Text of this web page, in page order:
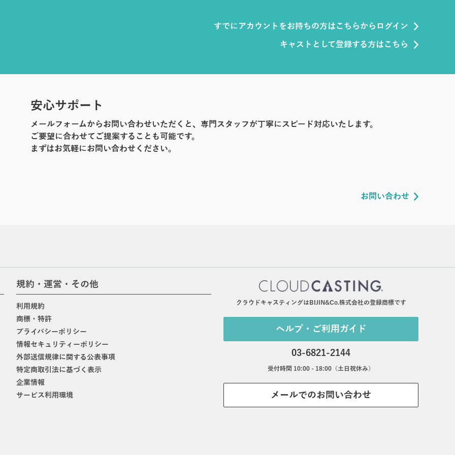
すでにアカウントをお持ちの方はこちらからログイン
キャストとして登録する方はこちら
安心サポート
メールフォームからお問い合わせいただくと、専門スタッフが丁寧にスピード対応いたします。
ご要望に合わせてご提案することも可能です。
まずはお気軽にお問い合わせください。
お問い合わせ
規約・運営・その他
利用規約
商標・特許
プライバシーポリシー
情報セキュリティーポリシー
外部送信規律に関する公表事項
特定商取引法に基づく表示
企業情報
サービス利用環境
クラウドキャスティングはBIJIN&Co.株式会社の登録商標です
ヘルプ・ご利用ガイド
03-6821-2144
受付時間 10:00 - 18:00（土日祝休み）
メールでのお問い合わせ